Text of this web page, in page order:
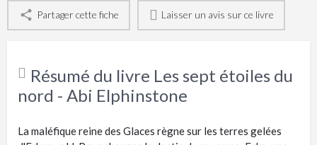
Partager cette fiche Laisser un avis sur ce livre
Résumé du livre Les sept étoiles du
nord - Abi Elphinstone
La maléfique reine des Glaces règne sur les terres gelées